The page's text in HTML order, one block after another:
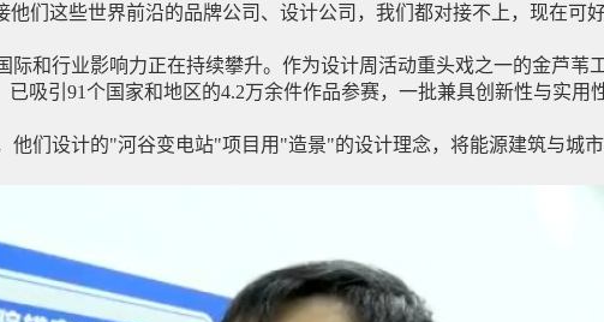
们这些世界前沿的品牌公司、设计公司，我们都对接不上，现在可
和行业影响力正在持续攀升。作为设计周活动重头戏之一的金芦苇
吸引91个国家和地区的4.2万余件作品参赛，一批兼具创新性与实用
们设计的"河谷变电站"项目用"造景"的设计理念，将能源建筑与城